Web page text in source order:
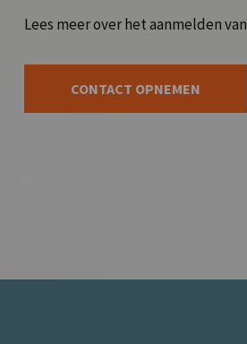
Lees meer over hetaanmelden
CONTACT OPNEMEN